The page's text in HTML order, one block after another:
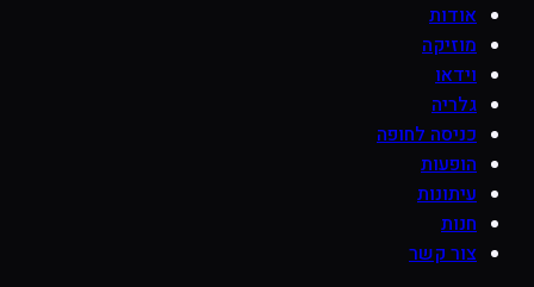
אודות
מוזיקה
וידאו
גלריה
כניסה לחופה
הופעות
עיתונות
חנות
צור קשר